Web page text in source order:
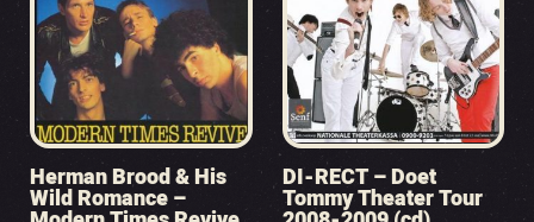
Herman Brood & His
Wild Romance –
DI-RECT – Doet
Tommy Theater Tour